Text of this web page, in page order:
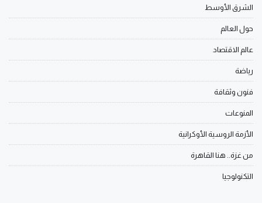
الشرق الأوسط
حول العالم
عالم الاقتصاد
رياضة
فنون وثقافة
المنوعات
الأزمة الروسية الأوكرانية
من غزة.. هنا القاهرة
التكنولوجيا